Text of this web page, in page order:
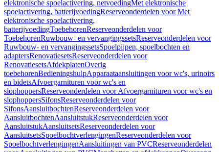
elektronische spoelactivering, netvoedingMet elektronische
spoelactivering, batterijvoedingReserveonderdelen voor Met
elektronische spoelactivering,
batterijvoedingToebehorenReserveonderdelen voor
ToebehorenRuwbouw- en vervangingssetsReserveonderdelen voor
Ruwbouw- en vervangingssetsSpoelpijpen, spoelbochten en
adaptersRenovatiesetsReserveonderdelen voor
RenovatiesetsAfdekplatenOverig
toebehorenBedieningshulpApparaataansluitingen voor wc's, urinoirs
en bidetsAfvoergarnituren voor wc's en
slophoppersReserveonderdelen voor Afvoergarnituren voor wc's en
slophoppersSifonsReserveonderdelen voor
SifonsAansluitbochtenReserveonderdelen voor
AansluitbochtenAansluitstukReserveonderdelen voor
AansluitstukAansluitsetsReserveonderdelen voor
AansluitsetsSpoelbochtverlengingenReserveonderdelen voor
SpoelbochtverlengingenAansluitingen van PVCReserveonderdelen